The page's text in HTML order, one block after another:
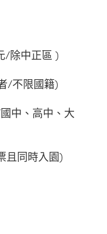
/除中正區 )
/不限國籍)
中、高中、大
且同時入園)